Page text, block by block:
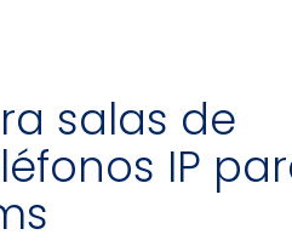
salas de
IP